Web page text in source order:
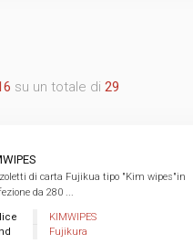
su un totale di 29
di carta Fujikua tipo "Kim wipes"in
da 280 ...
KIMWIPES
Fujikura